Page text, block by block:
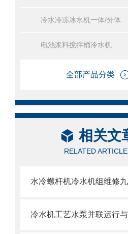
冷水冷冻冰水机一体/分体
电池浆料搅拌桶冷水机
全部产品分类
相关文
RELATED
水冷螺杆机冷水机组维修